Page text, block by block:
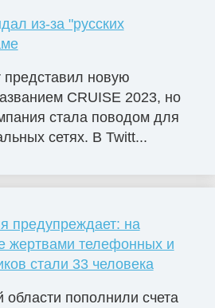
из-за "русских
новую
CRUISE 2023, но
стала поводом для
сетях. В Twitt...
предупреждает: на
жертвами телефонных и
стали 33 человека
пополнили счета